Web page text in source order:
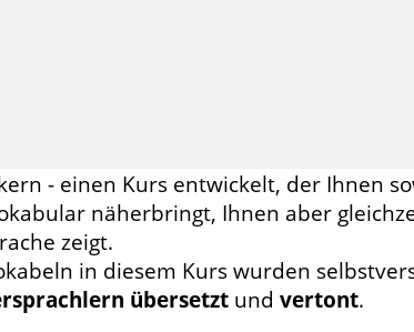
- einen Kurs entwickelt, der Ihnen
näherbringt, Ihnen aber
zeigt.
in diesem Kurs wurden
übersetzt und vertont.